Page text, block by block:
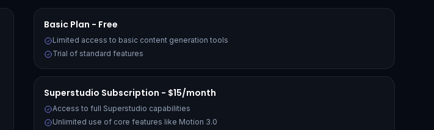
Basic Plan - Free
Limited access to basic content generation tools
Trial of standard features
Superstudio Subscription - $15/month
Access to full Superstudio capabilities
Unlimited use of core features like Motion 3.0